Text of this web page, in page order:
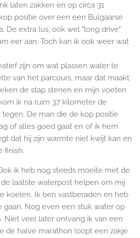
laten zakken en op circa 31
positie over een een Bulgaarse
De extra lus, ook wel "long drive"
eer aan. Toch kan ik ook weer wat
zijn om wat plassen water te
van het parcours, maar dat maakt
de stap stenen en mijn voeten
ik na ruim 37 kilometer de
De man die de kop positie
of alles goed gaat en of ik hem
dat hij zijn warmte niet kwijt kan en
finish.
ik heb nog steeds moeite met de
laatste waterpost helpen om mij
koelen. Ik ben vastberaden en heb
gaan. Nog even een stuk water op
Niet veel later ontvang ik van een
de halve marathon loopt een zakje